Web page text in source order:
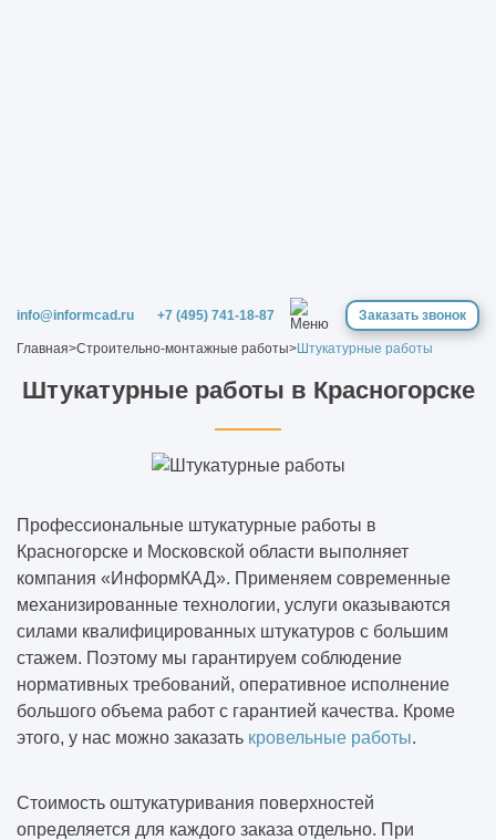
info@informcad.ru +7 (495) 741-18-87 Заказать звонок
Главная>Строительно-монтажные работы>Штукатурные работы
Штукатурные работы в Красногорске
Профессиональные штукатурные работы в
Красногорске и Московской области выполняет
компания «ИнформКАД». Применяем современные
механизированные технологии, услуги оказываются
силами квалифицированных штукатуров с большим
стажем. Поэтому мы гарантируем соблюдение
нормативных требований, оперативное исполнение
большого объема работ с гарантией качества. Кроме
этого, у нас можно заказать кровельные работы.
Стоимость оштукатуривания поверхностей
определяется для каждого заказа отдельно. При